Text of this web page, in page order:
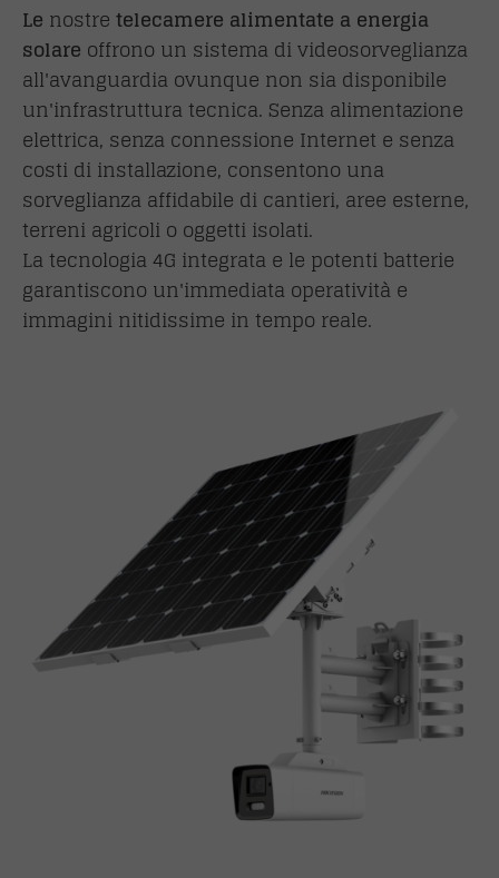
Le nostretelecamere alimentate a energia
solare offrono un sistema di videosorveglianza
all'avanguardia ovunque non sia disponibile
un'infrastruttura tecnica. Senza alimentazione
elettrica, senza connessione Internet e senza
costi di installazione, consentono una
sorveglianza affidabile di cantieri, aree esterne,
terreni agricoli o oggetti isolati.
La tecnologia 4G integrata e le potenti batterie
garantiscono un'immediata operatività e
immagini nitidissime in tempo reale.